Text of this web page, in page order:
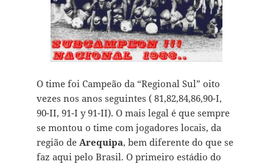
O time foi Campeão da “Regional Sul” oito
vezes nos anos seguintes ( 81,82,84,86,90-I,
90-II, 91-I y 91-II). O mais legal é que sempre
se montou o time com jogadores locais, da
região de Arequipa, bem diferente do que se
faz aqui pelo Brasil. O primeiro estádio do